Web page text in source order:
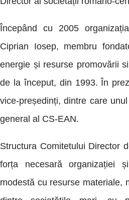
Începând cu 2005
Ciprian Iosep, membru
energie și resurse promovării
de la început, din 1993. În
vice-președinți, dintre care
general al CS-EAN.
Structura Comitetului Director
forța necesară organizației
modestă cu resurse materiale,